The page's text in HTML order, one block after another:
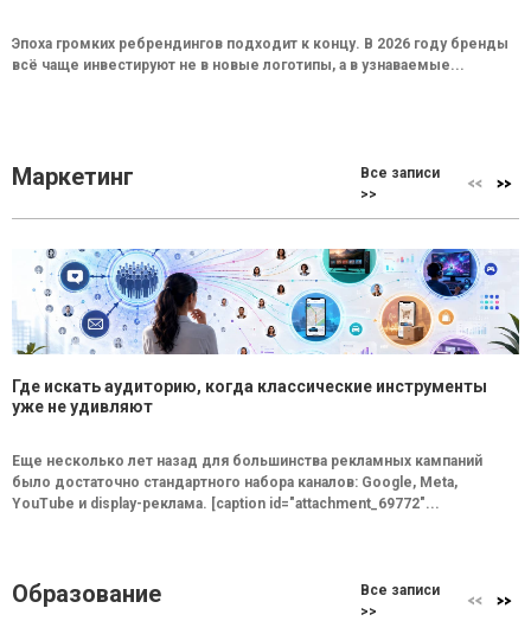
Эпоха громких ребрендингов подходит к концу. В 2026 году бренды
всё чаще инвестируют не в новые логотипы, а в узнаваемые...
Маркетинг
Все записи
>>
Где искать аудиторию, когда классические инструменты
уже не удивляют
Еще несколько лет назад для большинства рекламных кампаний
было достаточно стандартного набора каналов: Google, Meta,
YouTube и display-реклама. [caption id="attachment_69772"...
Образование
Все записи
>>